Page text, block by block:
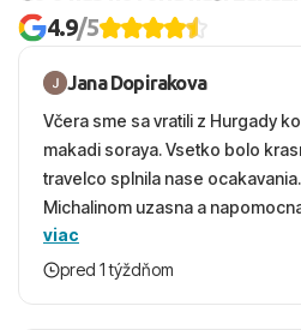
4.9/5
Jana Dopirakova
Včera sme sa vratili z Hurgady
makadi soraya. Vsetko bolo
travelco splnila nase
Michalinom uzasna a
vecernych hodinach zaco sa
krasny, cisty. Sluzby top. Strava,
viac
pred 1 týždňom